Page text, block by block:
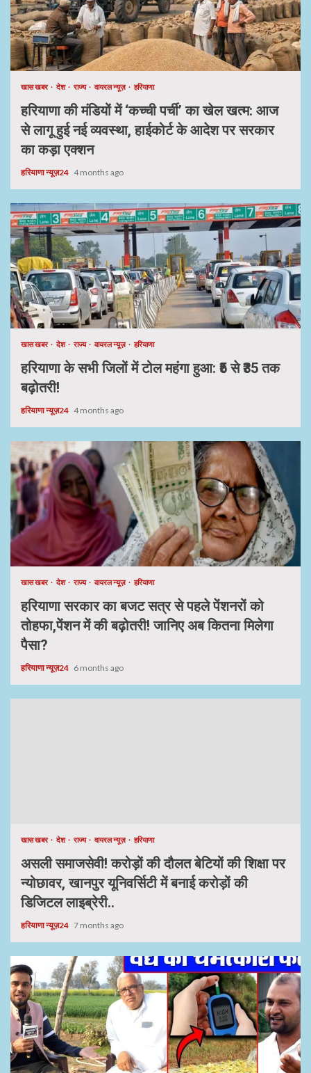
खास खबर देश राज्य वायरल न्यूज़ हरियाणा
हरियाणा की मंडियों में ‘कच्ची पर्ची’ का खेल खत्म: आज
से लागू हुई नई व्यवस्था, हाईकोर्ट के आदेश पर सरकार
का कड़ा एक्शन
हरियाणा न्यूज़24 4 months ago
खास खबर देश राज्य वायरल न्यूज़ हरियाणा
हरियाणा के सभी जिलों में टोल महंगा हुआ: ₹5 से ₹35 तक
बढ़ोतरी!
हरियाणा न्यूज़24 4 months ago
खास खबर देश राज्य वायरल न्यूज़ हरियाणा
हरियाणा सरकार का बजट सत्र से पहले पेंशनरों को
तोहफा,पेंशन में की बढ़ोतरी! जानिए अब कितना मिलेगा
पैसा?
हरियाणा न्यूज़24 6 months ago
खास खबर देश राज्य वायरल न्यूज़ हरियाणा
असली समाजसेवी! करोड़ों की दौलत बेटियों की शिक्षा पर
न्योछावर, खानपुर यूनिवर्सिटी में बनाई करोड़ों की
डिजिटल लाइब्रेरी..
हरियाणा न्यूज़24 7 months ago